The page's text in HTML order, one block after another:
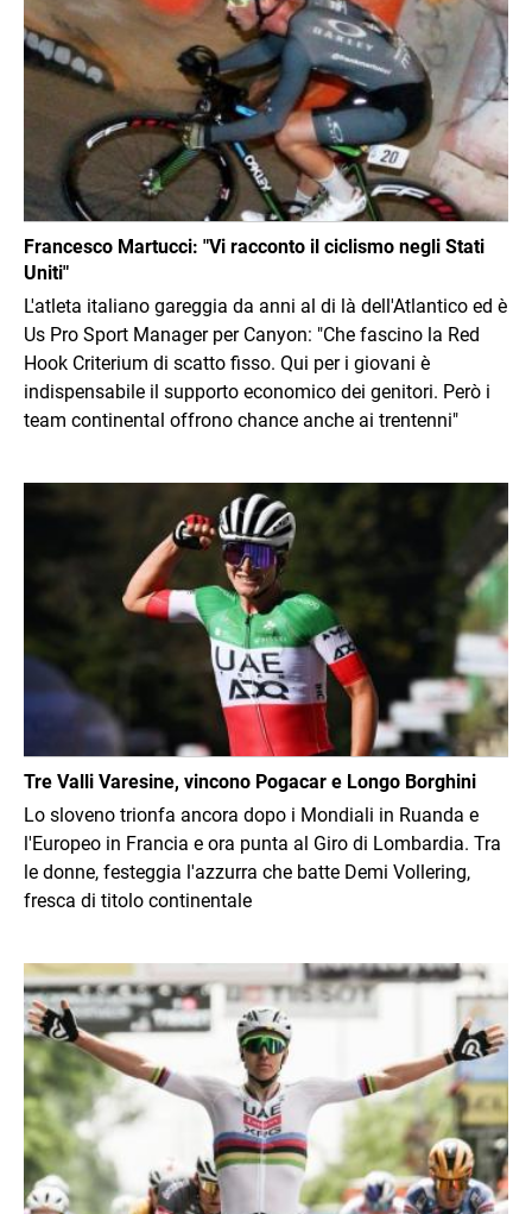
Francesco Martucci: "Vi racconto il ciclismo negli Stati
Uniti"
L'atleta italiano gareggia da anni al di là dell'Atlantico ed è
Us Pro Sport Manager per Canyon: "Che fascino la Red
Hook Criterium di scatto fisso. Qui per i giovani è
indispensabile il supporto economico dei genitori. Però i
team continental offrono chance anche ai trentenni"
Tre Valli Varesine, vincono Pogacar e Longo Borghini
Lo sloveno trionfa ancora dopo i Mondiali in Ruanda e
l'Europeo in Francia e ora punta al Giro di Lombardia. Tra
le donne, festeggia l'azzurra che batte Demi Vollering,
fresca di titolo continentale
Immagine